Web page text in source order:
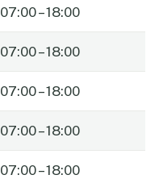
07:00 – 18:00
07:00 – 18:00
07:00 – 18:00
07:00 – 18:00
07:00 – 18:00